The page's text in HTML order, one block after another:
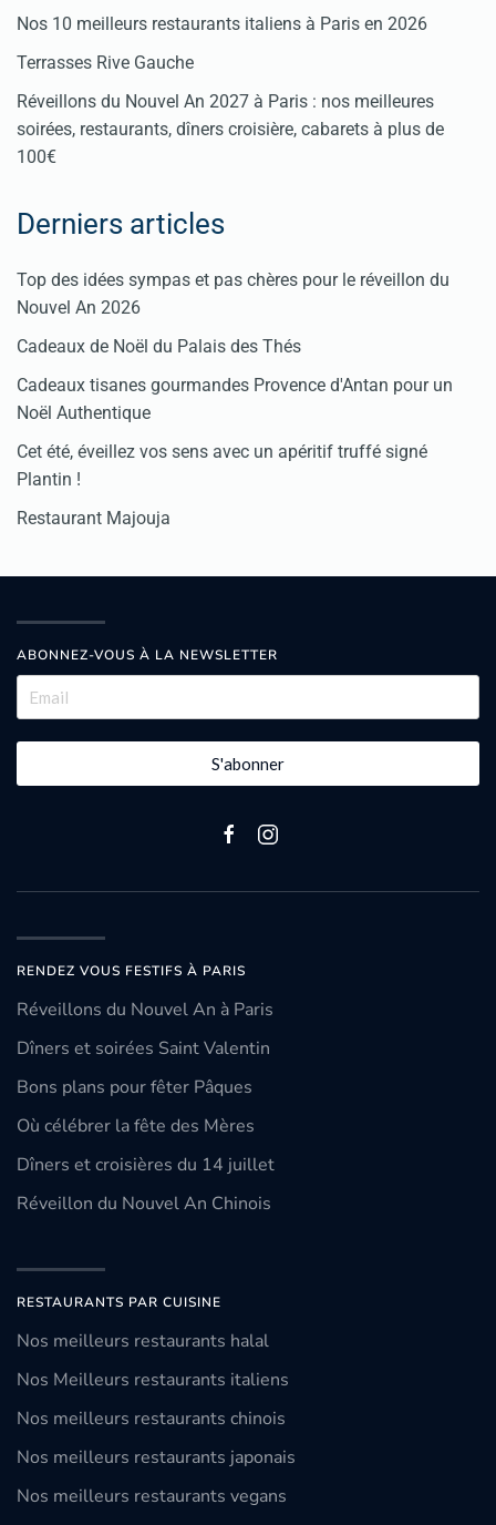
Nos 10 meilleurs restaurants italiens à Paris en 2026
Terrasses Rive Gauche
Réveillons du Nouvel An 2027 à Paris : nos meilleures
soirées, restaurants, dîners croisière, cabarets à plus de
100€
Derniers articles
Top des idées sympas et pas chères pour le réveillon du
Nouvel An 2026
Cadeaux de Noël du Palais des Thés
Cadeaux tisanes gourmandes Provence d'Antan pour un
Noël Authentique
Cet été, éveillez vos sens avec un apéritif truffé signé
Plantin !
Restaurant Majouja
ABONNEZ-VOUS À LA NEWSLETTER
S'abonner
RENDEZ VOUS FESTIFS À PARIS
Réveillons du Nouvel An à Paris
Dîners et soirées Saint Valentin
Bons plans pour fêter Pâques
Où célébrer la fête des Mères
Dîners et croisières du 14 juillet
Réveillon du Nouvel An Chinois
RESTAURANTS PAR CUISINE
Nos meilleurs restaurants halal
Nos Meilleurs restaurants italiens
Nos meilleurs restaurants chinois
Nos meilleurs restaurants japonais
Nos meilleurs restaurants vegans